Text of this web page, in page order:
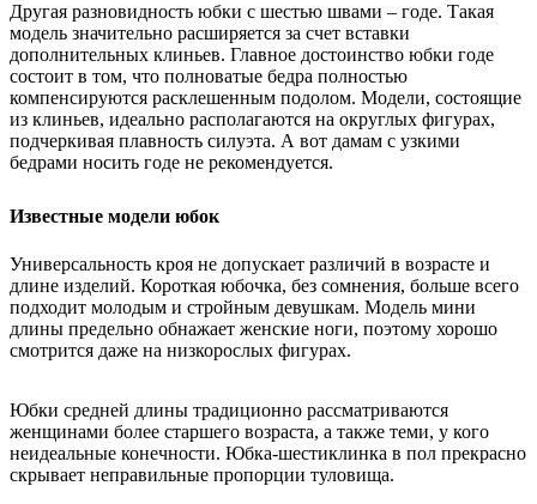
Другая разновидность юбки с шестью швами – годе. Такая
модель значительно расширяется за счет вставки
дополнительных клиньев. Главное достоинство юбки годе
состоит в том, что полноватые бедра полностью
компенсируются расклешенным подолом. Модели, состоящие
из клиньев, идеально располагаются на округлых фигурах,
подчеркивая плавность силуэта. А вот дамам с узкими
бедрами носить годе не рекомендуется.
Известные модели юбок
Универсальность кроя не допускает различий в возрасте и
длине изделий. Короткая юбочка, без сомнения, больше всего
подходит молодым и стройным девушкам. Модель мини
длины предельно обнажает женские ноги, поэтому хорошо
смотрится даже на низкорослых фигурах.
Юбки средней длины традиционно рассматриваются
женщинами более старшего возраста, а также теми, у кого
неидеальные конечности. Юбка-шестиклинка в пол прекрасно
скрывает неправильные пропорции туловища.